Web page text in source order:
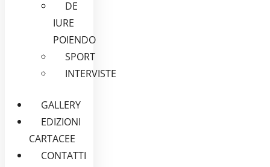
DE
IURE
POIENDO
SPORT
INTERVISTE
GALLERY
EDIZIONI
CARTACEE
CONTATTI